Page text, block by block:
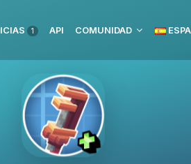
1 API COMUNIDAD